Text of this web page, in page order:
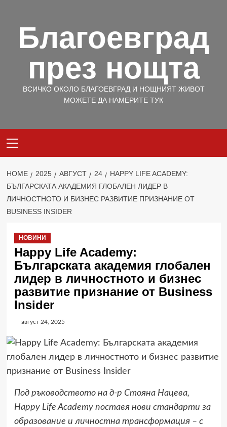
contentБлагоевград
през нощта
ВСИЧКО ОКОЛО БЛАГОЕВГРАД И НОЩНИЯТ ЖИВОТ
МОЖЕТЕ ДА НАМЕРИТЕ ТУК
Menu
HOME 2025 АВГУСТ 24
HAPPY LIFE ACADEMY:
БЪЛГАРСКАТА АКАДЕМИЯ ГЛОБАЛЕН ЛИДЕР В
ЛИЧНОСТНОТО И БИЗНЕС РАЗВИТИЕ ПРИЗНАНИЕ ОТ
BUSINESS INSIDER
НОВИНИ
Happy Life Academy:
Българската академия глобален
лидер в личностното и бизнес
развитие признание от Business
Insider
август 24, 2025
Под ръководството на д-р Стояна Нацева,
Happy Life Academy поставя нови стандарти за
образование и личностна трансформация – с